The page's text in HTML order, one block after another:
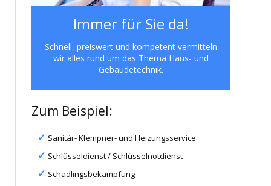
Immer für Sie da!
Schnell, preiswert und kompetent vermitteln
wir alles rund um das Thema Haus- und
Gebäudetechnik.
Zum Beispiel:
Sanitär- Klempner- und Heizungsservice
Schlüsseldienst / Schlüsselnotdienst
Schädlingsbekämpfung